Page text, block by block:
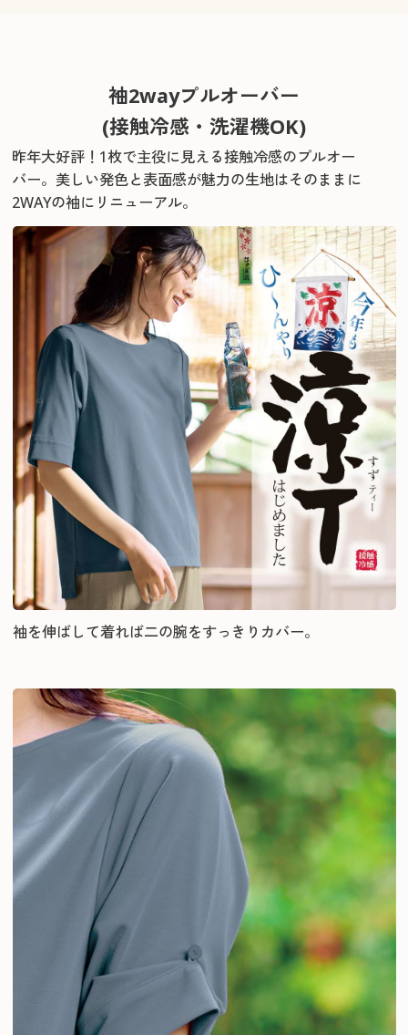
袖2wayプルオーバー
(接触冷感・洗濯機OK)
昨年大好評！1枚で主役に見える接触冷感のプルオー
バー。 美しい発色と表面感が魅力の生地はそのままに
2WAYの袖にリニューアル。
袖を伸ばして着れば二の腕をすっきりカバー。